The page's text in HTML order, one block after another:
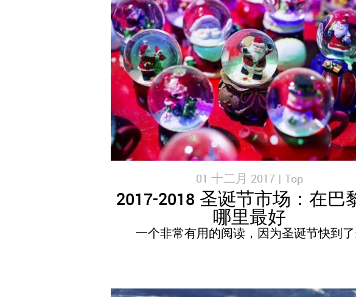
01 十二月 2017 | Top
2017-2018 圣诞节市场：在巴
哪里最好
一个非常有用的阅读，因为圣诞节快到